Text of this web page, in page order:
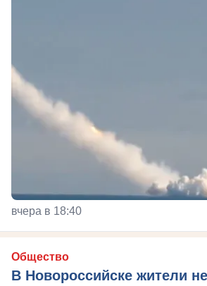
вчера в 18:40
Общество
В Новороссийске жители